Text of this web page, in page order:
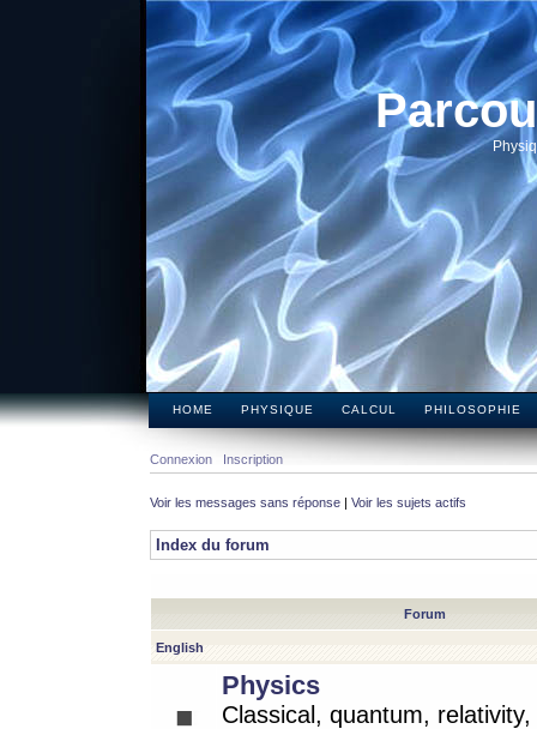
HOME PHYSIQUE CALCUL PHILOSOPHIE
Connexion Inscription
Voir les messages sans réponse | Voir les sujets actifs
Index du forum
Forum
English
Physics
Classical, quantum,